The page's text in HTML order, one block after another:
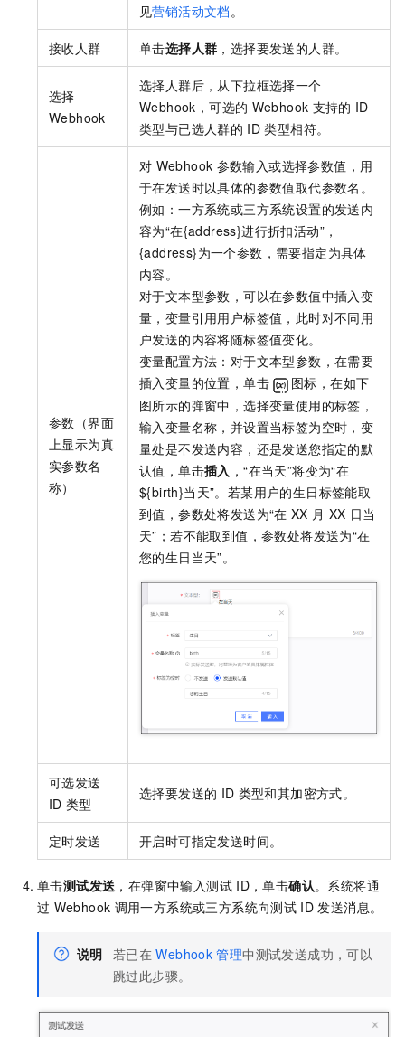
见营销活动文档。
接收人群 单击选择人群 ，选择要发送的人群。
选择
Webhook
选择人群后，从下拉框选择一个
Webhook，可选的 Webhook 支持的 ID
类型与已选人群的 ID 类型相符。
参数（界面
上显示为真
实参数名
称）
对 Webhook 参数输入或选择参数值，用
于在发送时以具体的参数值取代参数名。
例如：一方系统或三方系统设置的发送内
容为“在{address}进行折扣活动”，
{address}为一个参数，需要指定为具体
内容。
对于文本型参数，可以在参数值中插入变
量，变量引用用户标签值，此时对不同用
户发送的内容将随标签值变化。
变量配置方法：对于文本型参数，在需要
插入变量的位置，单击
图标，在如下
图所示的弹窗中，选择变量使用的标签，
输入变量名称，并设置当标签为空时，变
量处是不发送内容，还是发送您指定的默
认值，单击插入 ，“在当天”将变为“在
${birth}当天”。若某用户的生日标签能取
到值，参数处将发送为“在 XX 月 XX 日当
天”；若不能取到值，参数处将发送为“在
您的生日当天”。
可选发送
ID 类型
选择要发送的 ID 类型和其加密方式。
定时发送 开启时可指定发送时间。
单击测试发送 ，在弹窗中输入测试 ID，单击确认。系统将通
过 Webhook 调用一方系统或三方系统向测试 ID 发送消息。
说明 若已在 Webhook 管理中测试发送成功，可以
跳过此步骤。